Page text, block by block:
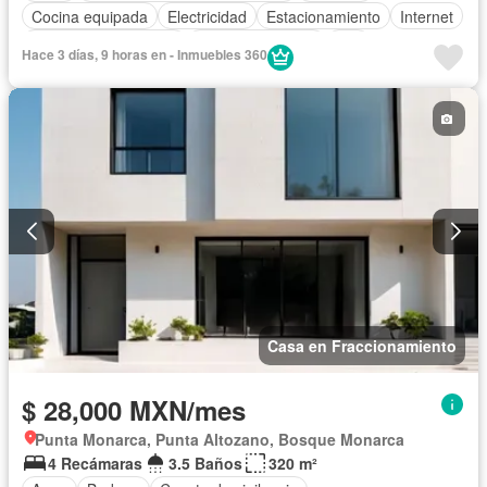
Cocina equipada Electricidad Estacionamiento
Internet
Vista panorámica
Hace 3 días, 9 horas en - Inmuebles 360
Casa en Fraccionamiento
$ 28,000 MXN/mes
Punta Monarca, Punta Altozano, Bosque Monarca
4 Recámaras
3.5 Baños
320 m²